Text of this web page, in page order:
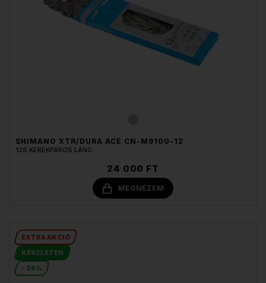
SHIMANO XTR/DURA ACE CN-M9100-12
12S KERÉKPÁROS LÁNC
24 000 FT
MEGNÉZEM
EXTRA AKCIÓ
KÉSZLETEN
- 26%